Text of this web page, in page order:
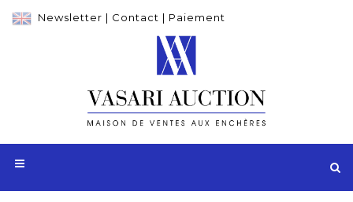
Newsletter | Contact | Paiement